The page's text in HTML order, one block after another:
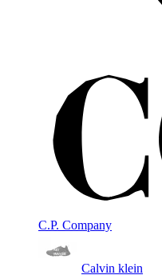
C.P. Company
Calvin klein